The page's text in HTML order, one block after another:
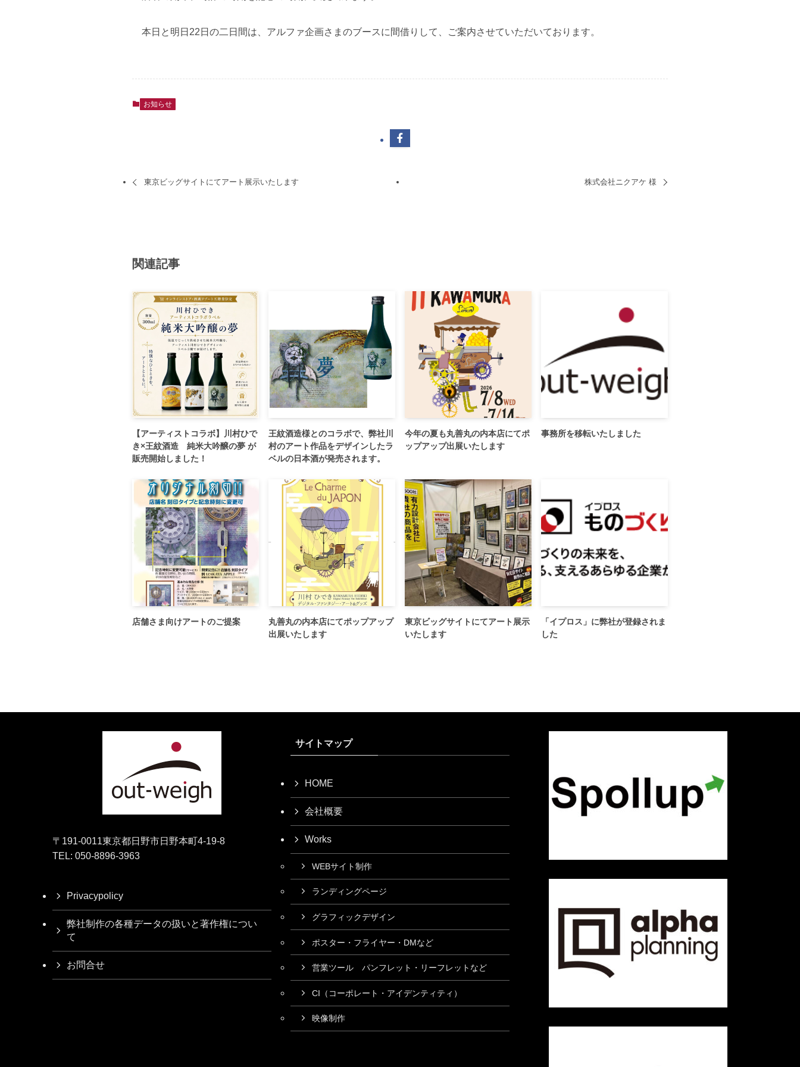
本日と明日22日の二日間は、アルファ企画さまのブースに間借りして、ご案内させていただいております。
お知らせ
東京ビッグサイトにてアート展示いたします 株式会社ニクアケ 様
関連記事
【アーティストコラボ】川村ひで
き×王紋酒造 純米大吟醸の夢 が
販売開始しました！
王紋酒造様とのコラボで、弊社川
村のアート作品をデザインしたラ
ベルの日本酒が発売されます。
今年の夏も丸善丸の内本店にてポ
ップアップ出展いたします
事務所を移転いたしました
店舗さま向けアートのご提案
丸善丸の内本店にてポップアップ
出展いたします
東京ビッグサイトにてアート展示
いたします
「イプロス」に弊社が登録されま
した
〒191-0011東京都日野市日野本町4-19-8
TEL: 050-8896-3963
Privacypolicy
弊社制作の各種データの扱いと著作権につい
て
お問合せ
サイトマップ
HOME
会社概要
Works
WEBサイト制作
ランディングページ
グラフィックデザイン
ポスター・フライヤー・DMなど
営業ツール パンフレット・リーフレットなど
CI（コーポレート・アイデンティティ）
映像制作